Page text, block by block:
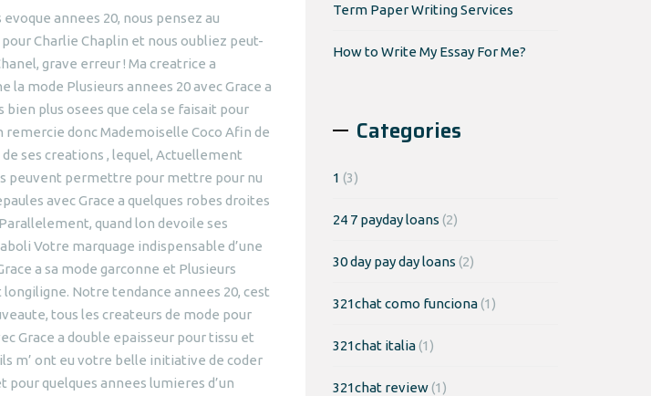
evoque annees 20, nous pensez au
Charlie Chaplin et nous oubliez peut-
grave erreur ! Ma creatrice a
la mode Plusieurs annees 20 avec Grace a
bien plus osees que cela se faisait pour
remercie donc Mademoiselle Coco Afin de
de ses creations , lequel, Actuellement
peuvent permettre pour mettre pour nu
avec Grace a quelques robes droites
Parallelement, quand lon devoile ses
Votre marquage indispensable d’une
a sa mode garconne et Plusieurs
Notre tendance annees 20, cest
tous les createurs de mode pour
Grace a double epaisseur pour tissu et
m’ ont eu votre belle initiative de coder
quelques annees lumieres d’un
Term Paper Writing Services
How to Write My Essay For Me?
Categories
1 (3)
24 7 payday loans (2)
30 day pay day loans (2)
321chat como funciona(1)
321chat italia(1)
321chat review(1)